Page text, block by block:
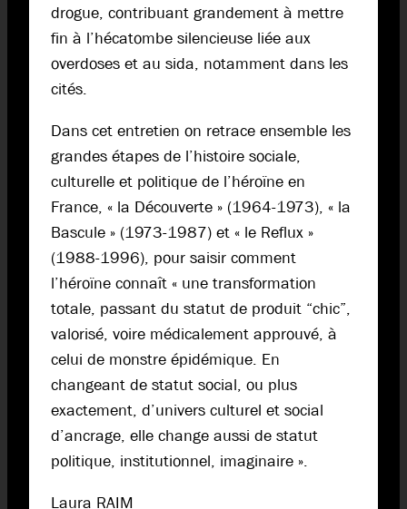
drogue, contribuant grandement à mettre
fin à l’hécatombe silencieuse liée aux
overdoses et au sida, notamment dans les
cités.
Dans cet entretien on retrace ensemble les
grandes étapes de l’histoire sociale,
culturelle et politique de l’héroïne en
France, « la Découverte » (1964-1973), « la
Bascule » (1973-1987) et « le Reflux »
(1988-1996), pour saisir comment
l’héroïne connaît « une transformation
totale, passant du statut de produit “chic”,
valorisé, voire médicalement approuvé, à
celui de monstre épidémique. En
changeant de statut social, ou plus
exactement, d’univers culturel et social
d’ancrage, elle change aussi de statut
politique, institutionnel, imaginaire ».
Laura RAIM